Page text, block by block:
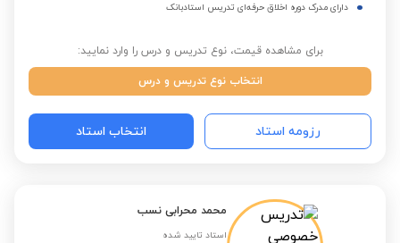
دارای مدرک دوره اخلاق حرفه‌ای تدریس استادبانک
برای مشاهده قیمت، نوع تدریس و درس را وارد نمایید:
انتخاب نوع تدریس و درس
رزومه استاد انتخاب استاد
محمد محرابی نسب
استاد تایید شده